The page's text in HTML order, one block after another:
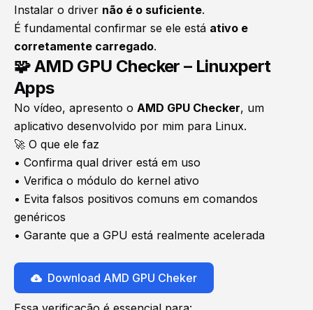
Instalar o driver não é o suficiente.
É fundamental confirmar se ele está ativo e
corretamente carregado.
🧩 AMD GPU Checker – Linuxpert
Apps
No vídeo, apresento o AMD GPU Checker, um
aplicativo desenvolvido por mim para Linux.
🚀 O que ele faz
• Confirma qual driver está em uso
• Verifica o módulo do kernel ativo
• Evita falsos positivos comuns em comandos
genéricos
• Garante que a GPU está realmente acelerada
Download AMD GPU Cheker